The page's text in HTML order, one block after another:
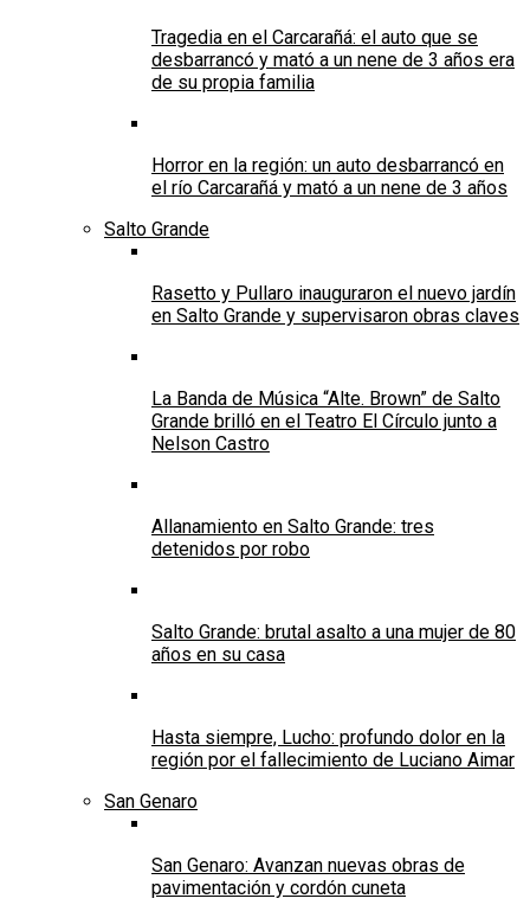
Tragedia en el Carcarañá: el auto que se
desbarrancó y mató a un nene de 3 años era
de su propia familia
Horror en la región: un auto desbarrancó en
el río Carcarañá y mató a un nene de 3 años
Salto Grande
Rasetto y Pullaro inauguraron el nuevo jardín
en Salto Grande y supervisaron obras claves
La Banda de Música “Alte. Brown” de Salto
Grande brilló en el Teatro El Círculo junto a
Nelson Castro
Allanamiento en Salto Grande: tres
detenidos por robo
Salto Grande: brutal asalto a una mujer de 80
años en su casa
Hasta siempre, Lucho: profundo dolor en la
región por el fallecimiento de Luciano Aimar
San Genaro
San Genaro: Avanzan nuevas obras de
pavimentación y cordón cuneta